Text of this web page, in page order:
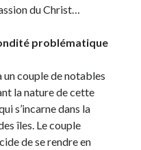
du Christ…
problématique
couple de notables
la nature de cette
s’incarne dans la
îles. Le couple
de se rendre en